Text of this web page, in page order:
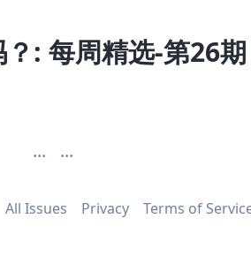
: 每周精选-第26期
... ...
All Issues Privacy Terms of